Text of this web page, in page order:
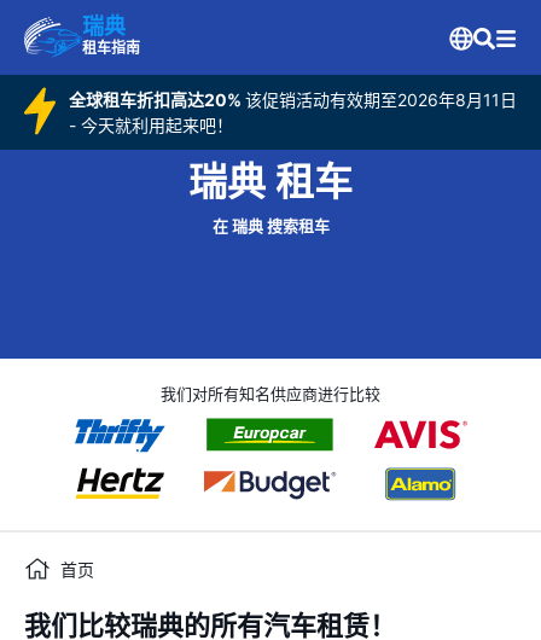
瑞典
租车指南
全球租车折扣高达20% 该促销活动有效期至2026年8月11日
- 今天就利用起来吧！
瑞典 租车
在 瑞典 搜索租车
我们对所有知名供应商进行比较
首页
我们比较瑞典的所有汽车租赁！